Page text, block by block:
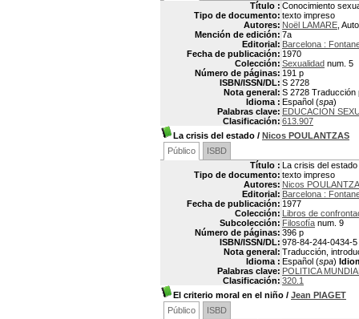
Título : Conocimiento
Tipo de documento: texto impreso
Autores: Noël LAMARE ,
Mención de edición: 7a
Editorial: Barcelona :
Fecha de publicación: 1970
Colección: Sexualidad num. 5
Número de páginas: 191 p
ISBN/ISSN/DL: S 2728
Nota general: S 2728 Traducción
Idioma : Español (spa)
Palabras clave: EDUCACION
Clasificación: 613.907
La crisis del estado / Nicos POULANTZAS
Público
ISBD
Título : La crisis del estado
Tipo de documento: texto impreso
Autores: Nicos
Editorial: Barcelona :
Fecha de publicación: 1977
Colección: Libros de
Subcolección: Filosofía num. 9
Número de páginas: 396 p
ISBN/ISSN/DL: 978-84-244-0434-5
Nota general: Traducción,
Idioma : Español (spa)
Palabras clave: POLITICA
Clasificación: 320.1
El criterio moral en el niño / Jean PIAGET
Público
ISBD